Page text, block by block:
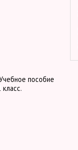
пособие